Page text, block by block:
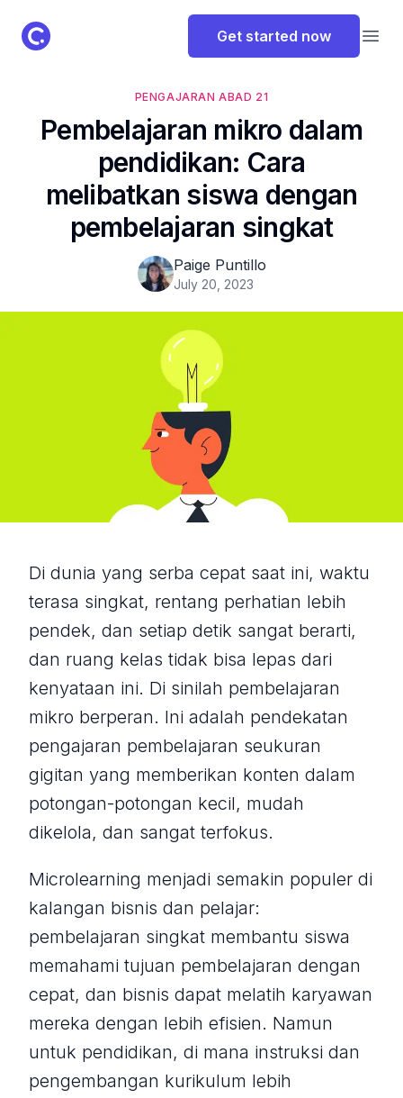
ClassPoint Logo Get started now
PENGAJARAN ABAD 21
Pembelajaran mikro dalam
pendidikan: Cara
melibatkan siswa dengan
pembelajaran singkat
Paige Puntillo
July 20, 2023
Di dunia yang serba cepat saat ini, waktu
terasa singkat, rentang perhatian lebih
pendek, dan setiap detik sangat berarti,
dan ruang kelas tidak bisa lepas dari
kenyataan ini. Di sinilah pembelajaran
mikro berperan. Ini adalah pendekatan
pengajaran pembelajaran seukuran
gigitan yang memberikan konten dalam
potongan-potongan kecil, mudah
dikelola, dan sangat terfokus.
Microlearning menjadi semakin populer di
kalangan bisnis dan pelajar:
pembelajaran singkat membantu siswa
memahami tujuan pembelajaran dengan
cepat, dan bisnis dapat melatih karyawan
mereka dengan lebih efisien. Namun
untuk pendidikan, di mana instruksi dan
pengembangan kurikulum lebih